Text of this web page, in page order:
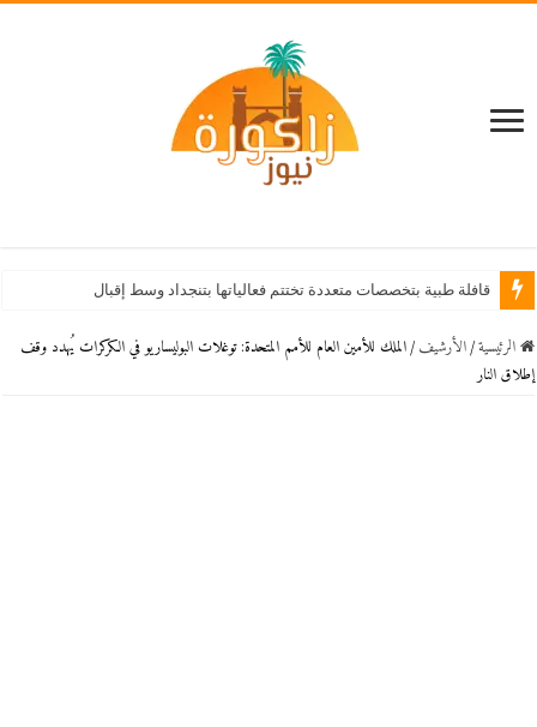
الرئيسية / اﻷرشيف / الملك للأمين العام للأمم المتحدة: توغلات البوليساريو في الكركرات يُهدد وقف
إطلاق النار